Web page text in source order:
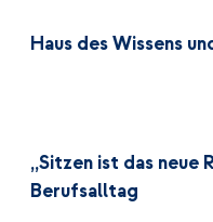
Haus des Wissens
„Sitzen ist das neue
Berufsalltag